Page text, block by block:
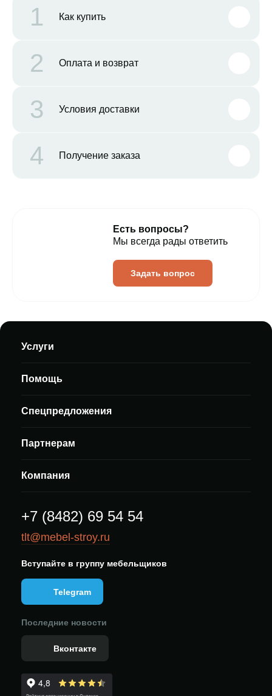
1 Как купить
2 Оплата и возврат
3 Условия доставки
4 Получение заказа
Есть вопросы?
Мы всегда рады ответить
Задать вопрос
Услуги
Помощь
Спецпредложения
Партнерам
Компания
+7 (8482) 69 54 54
tlt@mebel-stroy.ru
Вступайте в группу мебельщиков
Telegram
Последние новости
Вконтакте